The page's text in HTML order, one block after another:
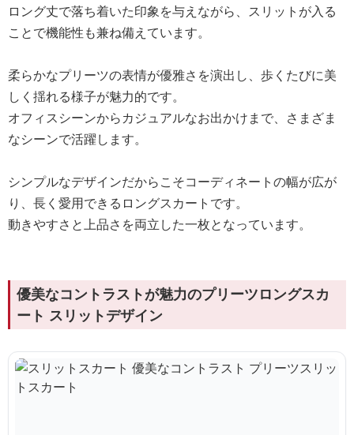
ロング丈で落ち着いた印象を与えながら、スリットが入る
ことで機能性も兼ね備えています。
柔らかなプリーツの表情が優雅さを演出し、歩くたびに美
しく揺れる様子が魅力的です。
オフィスシーンからカジュアルなお出かけまで、さまざま
なシーンで活躍します。
シンプルなデザインだからこそコーディネートの幅が広が
り、長く愛用できるロングスカートです。
動きやすさと上品さを両立した一枚となっています。
優美なコントラストが魅力のプリーツロングスカ
ート スリットデザイン